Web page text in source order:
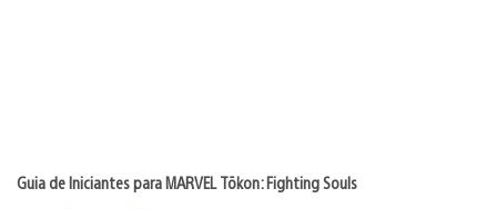
Guia de Iniciantes para MARVEL Tōkon: Fighting Souls